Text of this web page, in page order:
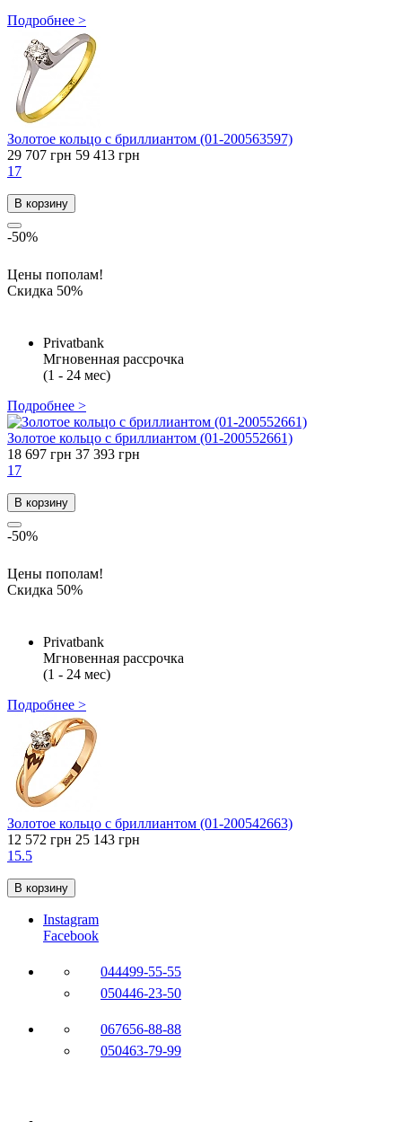
Подробнее >
Золотое кольцо с бриллиантом (01-200563597)
29 707 грн 59 413 грн
17
В корзину
-50%
Цены пополам!
Скидка 50%
Privatbank
Мгновенная рассрочка
(1 - 24 мес)
Подробнее >
Золотое кольцо с бриллиантом (01-200552661)
18 697 грн 37 393 грн
17
В корзину
-50%
Цены пополам!
Скидка 50%
Privatbank
Мгновенная рассрочка
(1 - 24 мес)
Подробнее >
Золотое кольцо с бриллиантом (01-200542663)
12 572 грн 25 143 грн
15.5
В корзину
Instagram
Facebook
044499-55-55
050446-23-50
067656-88-88
050463-79-99